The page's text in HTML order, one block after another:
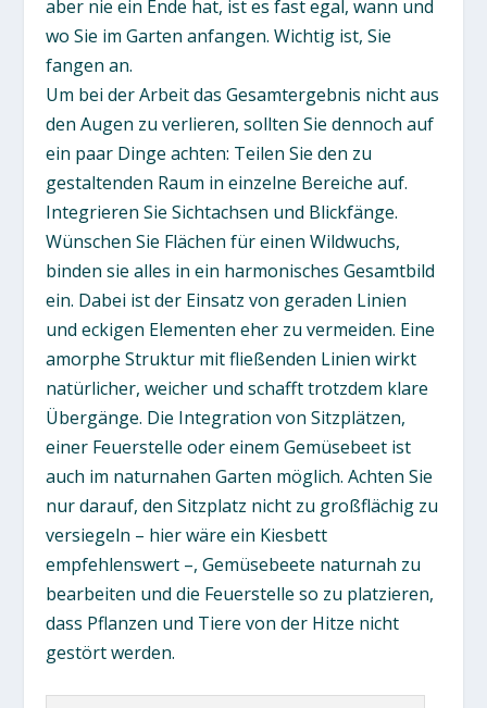
aber nie ein Ende hat, ist es fast egal, wann und
wo Sie im Garten anfangen. Wichtig ist, Sie
fangen an.
Um bei der Arbeit das Gesamtergebnis nicht aus
den Augen zu verlieren, sollten Sie dennoch auf
ein paar Dinge achten: Teilen Sie den zu
gestaltenden Raum in einzelne Bereiche auf.
Integrieren Sie Sichtachsen und Blickfänge.
Wünschen Sie Flächen für einen Wildwuchs,
binden sie alles in ein harmonisches Gesamtbild
ein. Dabei ist der Einsatz von geraden Linien
und eckigen Elementen eher zu vermeiden. Eine
amorphe Struktur mit fließenden Linien wirkt
natürlicher, weicher und schafft trotzdem klare
Übergänge. Die Integration von Sitzplätzen,
einer Feuerstelle oder einem Gemüsebeet ist
auch im naturnahen Garten möglich. Achten Sie
nur darauf, den Sitzplatz nicht zu großflächig zu
versiegeln – hier wäre ein Kiesbett
empfehlenswert –, Gemüsebeete naturnah zu
bearbeiten und die Feuerstelle so zu platzieren,
dass Pflanzen und Tiere von der Hitze nicht
gestört werden.